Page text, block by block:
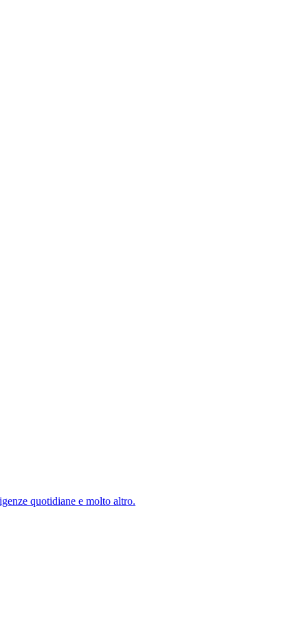
quotidiane e molto altro.